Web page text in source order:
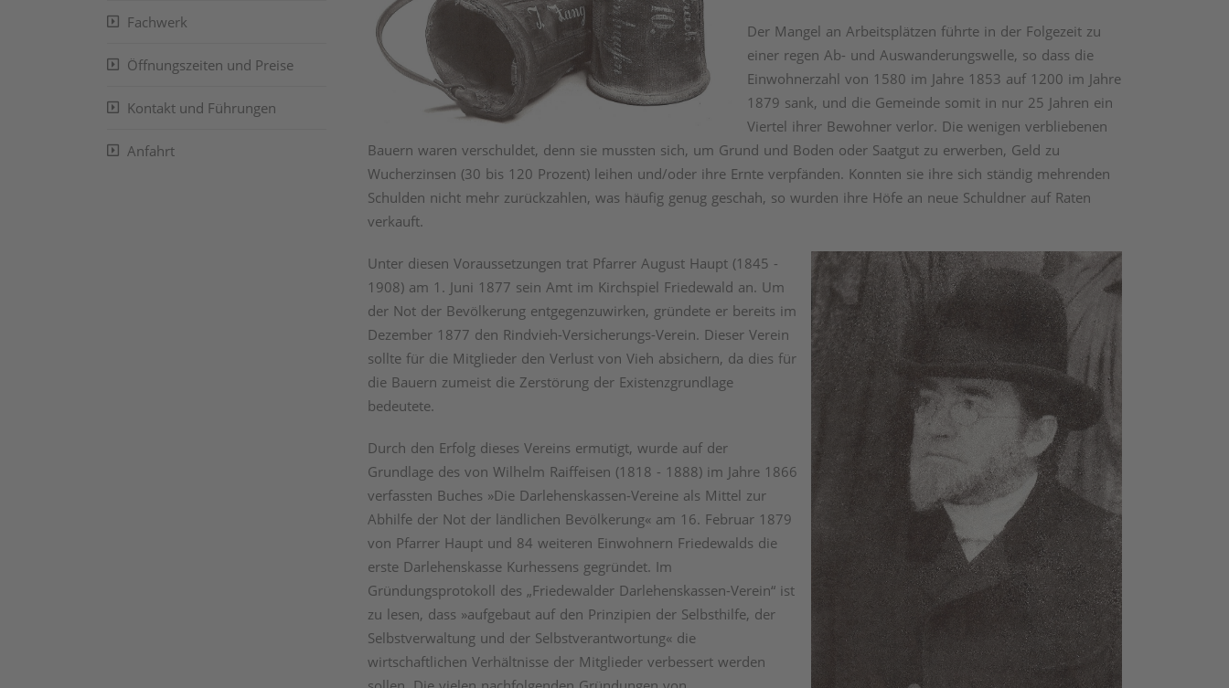
Fachwerk
Öffnungszeiten und Preise
Kontakt und Führungen
Anfahrt
Der Mangel an Arbeitsplätzen führte in der Folgezeit zu
einer regen Ab- und Auswanderungswelle, so dass die
Einwohnerzahl von 1580 im Jahre 1853 auf 1200 im Jahre
1879 sank, und die Gemeinde somit in nur 25 Jahren ein
Viertel ihrer Bewohner verlor. Die wenigen verbliebenen
Bauern waren verschuldet, denn sie mussten sich, um Grund und Boden oder Saatgut zu erwerben, Geld zu
Wucherzinsen (30 bis 120 Prozent) leihen und/oder ihre Ernte verpfänden. Konnten sie ihre sich ständig mehrenden
Schulden nicht mehr zurückzahlen, was häufig genug geschah, so wurden ihre Höfe an neue Schuldner auf Raten
verkauft.
Unter diesen Voraussetzungen trat Pfarrer August Haupt (1845 -
1908) am 1. Juni 1877 sein Amt im Kirchspiel Friedewald an. Um
der Not der Bevölkerung entgegenzuwirken, gründete er bereits im
Dezember 1877 den Rindvieh-Versicherungs-Verein. Dieser Verein
sollte für die Mitglieder den Verlust von Vieh absichern, da dies für
die Bauern zumeist die Zerstörung der Existenzgrundlage
bedeutete.
Durch den Erfolg dieses Vereins ermutigt, wurde auf der
Grundlage des von Wilhelm Raiffeisen (1818 - 1888) im Jahre 1866
verfassten Buches »Die Darlehenskassen-Vereine als Mittel zur
Abhilfe der Not der ländlichen Bevölkerung« am 16. Februar 1879
von Pfarrer Haupt und 84 weiteren Einwohnern Friedewalds die
erste Darlehenskasse Kurhessens gegründet. Im
Gründungsprotokoll des „Friedewalder Darlehenskassen-Verein“ ist
zu lesen, dass »aufgebaut auf den Prinzipien der Selbsthilfe, der
Selbstverwaltung und der Selbstverantwortung« die
wirtschaftlichen Verhältnisse der Mitglieder verbessert werden